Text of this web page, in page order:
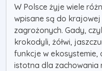
W Polsce żyje wiele
wpisane są do
zagrożonych. Gady,
krokodyli, żółwi,
funkcje w ekosystemie,
istotna dla zachowania